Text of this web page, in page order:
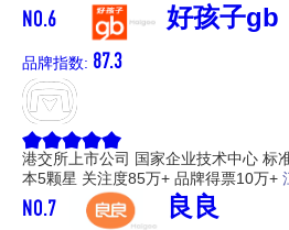
NO.6 好孩子gb
品牌指数: 87.3
港交所上市公司 国家企业技术中心 标
本5颗星 关注度85万+ 品牌得票10万+
NO.7 良良